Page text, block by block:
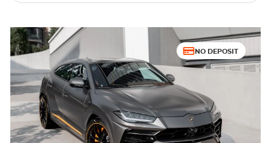
NO DEPOSIT